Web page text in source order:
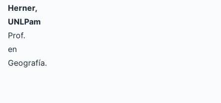
Herner,
UNLPam
Prof.
en
Geografía.